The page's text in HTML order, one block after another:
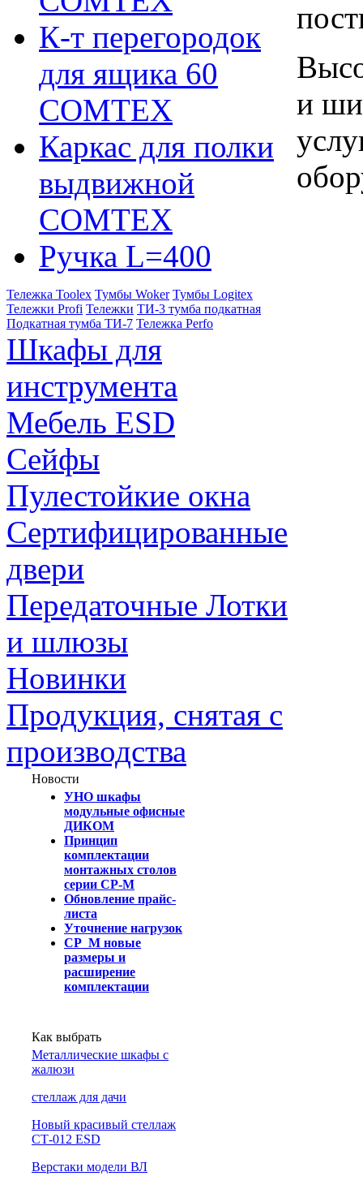
К-т перегородок
для ящика 60
COMTEX
Каркас для полки
выдвижной
COMTEX
Ручка L=400
Тележка Toolex Тумбы Woker Тумбы Logitex
Тележки Profi Тележки ТИ-3 тумба подкатная
Подкатная тумба ТИ-7 Тележка Perfo
Шкафы для
инструмента
Мебель ESD
Сейфы
Пулестойкие окна
Сертифицированные
двери
Передаточные Лотки
и шлюзы
Новинки
Продукция, снятая с
производства
Новости
УНО шкафы
модульные офисные
ДИКОМ
Принцип
комплектации
монтажных столов
серии СР-М
Обновление прайс-
листа
Уточнение нагрузок
СР_М новые
размеры и
расширение
комплектации
Как выбрать
Металлические шкафы с
жалюзи
cтеллаж для дачи
Новый красивый стеллаж
СТ-012 ESD
Верстаки модели ВЛ
и